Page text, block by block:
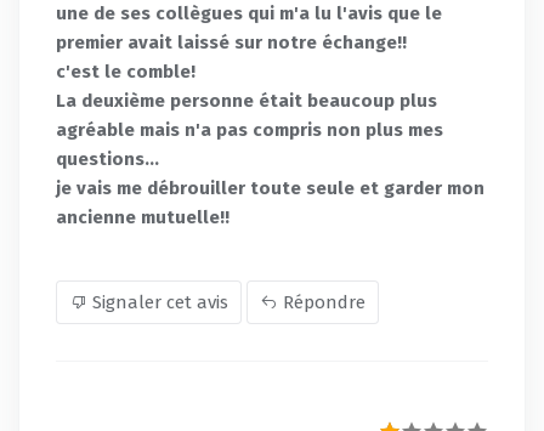
une de ses collègues qui m'a lu l'avis que le
premier avait laissé sur notre échange!!
c'est le comble!
La deuxième personne était beaucoup plus
agréable mais n'a pas compris non plus mes
questions...
je vais me débrouiller toute seule et garder mon
ancienne mutuelle!!
Signaler cet avis Répondre